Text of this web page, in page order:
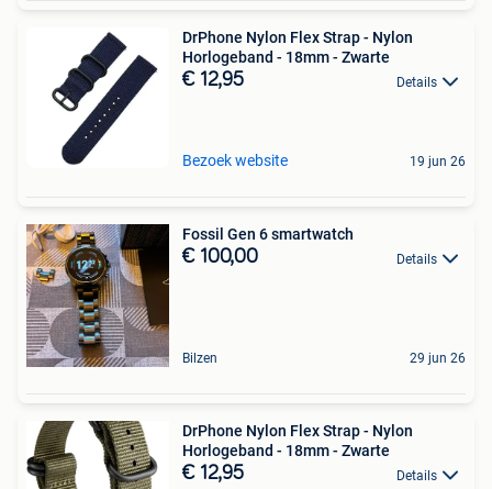
DrPhone Nylon Flex Strap - Nylon
Horlogeband - 18mm - Zwarte
€ 12,95 Details
Bezoek website 19 jun 26
Fossil Gen 6 smartwatch
€ 100,00 Details
Bilzen 29 jun 26
DrPhone Nylon Flex Strap - Nylon
Horlogeband - 18mm - Zwarte
€ 12,95 Details